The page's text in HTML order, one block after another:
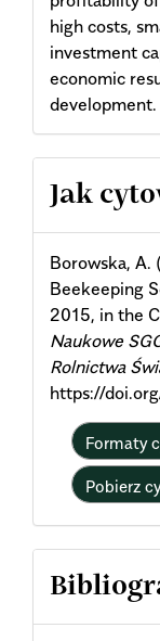
high costs,
investment
economic
development.
Article
Details
Jak
Borowska, A.
Beekeeping
2015, in the
Naukowe
Rolnictwa
https://
Formaty
Pobierz